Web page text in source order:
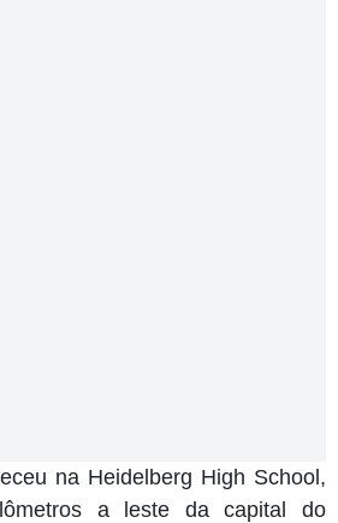
na Heidelberg High School,
a leste da capital do